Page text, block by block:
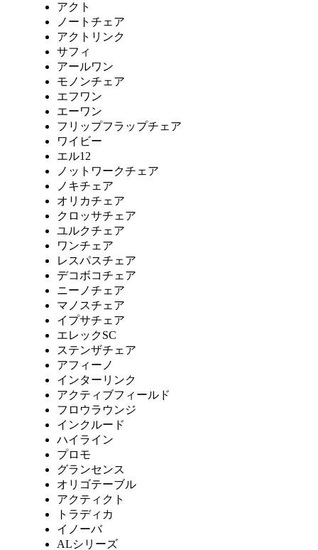
アクト
ノートチェア
アクトリンク
サフィ
アールワン
モノンチェア
エフワン
エーワン
フリップフラップチェア
ワイビー
エル12
ノットワークチェア
ノキチェア
オリカチェア
クロッサチェア
ユルクチェア
ワンチェア
レスパスチェア
デコボコチェア
ニーノチェア
マノスチェア
イプサチェア
エレックSC
ステンザチェア
アフィーノ
インターリンク
アクティブフィールド
フロウラウンジ
インクルード
ハイライン
プロモ
グランセンス
オリゴテーブル
アクティクト
トラディカ
イノーバ
ALシリーズ